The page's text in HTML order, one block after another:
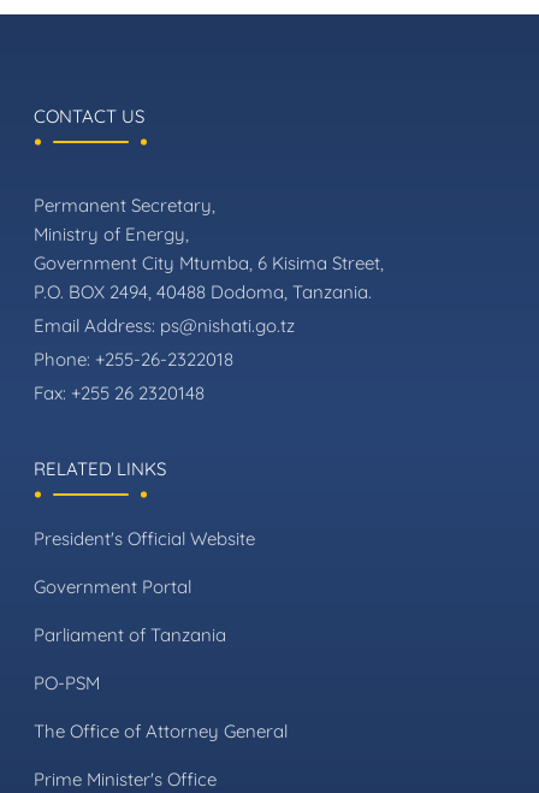
CONTACT US
Permanent Secretary,
Ministry of Energy,
Government City Mtumba, 6 Kisima Street,
P.O. BOX 2494, 40488 Dodoma, Tanzania.
Email Address: ps@nishati.go.tz
Phone: +255-26-2322018
Fax: +255 26 2320148
RELATED LINKS
President's Official Website
Government Portal
Parliament of Tanzania
PO-PSM
The Office of Attorney General
Prime Minister's Office